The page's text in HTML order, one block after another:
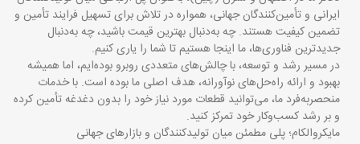
ایرانی و تأمین‌کنندگان جهانی، همواره در تلاش برای تسهیل فرایند تأمین و
تضمین کیفیت هستند. چه به‌دنبال بهترین قیمت باشید، چه به‌دنبال
جدیدترین فناوری‌ها، ما اینجا هستیم تا شما را یاری کنیم.
در مسیر رشد و توسعه، با چالش‌های متعددی روبرو بوده‌ایم، اما همیشه
بهبود و ارائه راه‌حل‌های نوآورانه، هدف اصلی ما بوده است. با خدمات
منحصربه‌فرد ما، می‌توانید قطعات مورد نیاز خود را بدون دغدغه تأمین کرده
و بر رشد کسب‌وکار خود تمرکز کنید.
مایکروالکام؛ پلی مطمئن میان تولیدکنندگان و بازارهای جهانی